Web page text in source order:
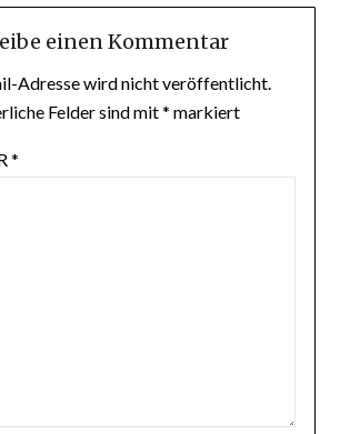
einen Kommentar
Adresse wird nicht veröffentlicht.
Felder sind mit* markiert
*